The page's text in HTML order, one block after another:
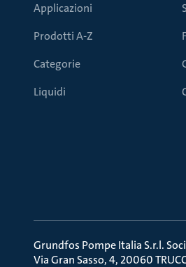
Applicazioni
Prodotti A-Z
Categorie
Liquidi
Grundfos Pompe Italia S.r.l.
Via Gran Sasso, 4, 20060